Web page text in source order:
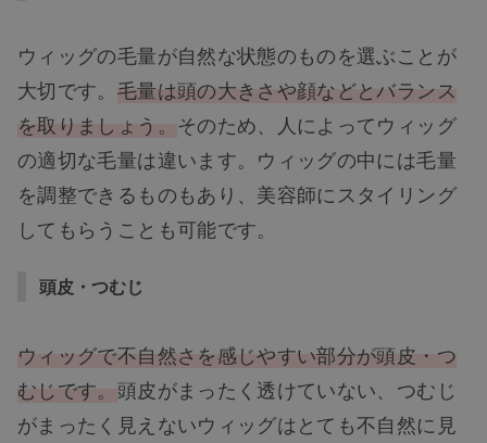
NEW
ウィッグの毛量が自然な状態のものを選ぶことが
大切です。 毛量は頭の大きさや顔などとバランス
を取りましょう。 そのため、人によってウィッグ
の適切な毛量は違います。ウィッグの中には毛量
を調整できるものもあり、美容師にスタイリング
してもらうことも可能です。
頭皮・つむじ
ウィッグで不自然さを感じやすい部分が頭皮・つ
むじです。 頭皮がまったく透けていない、つむじ
がまったく見えないウィッグはとても不自然に見